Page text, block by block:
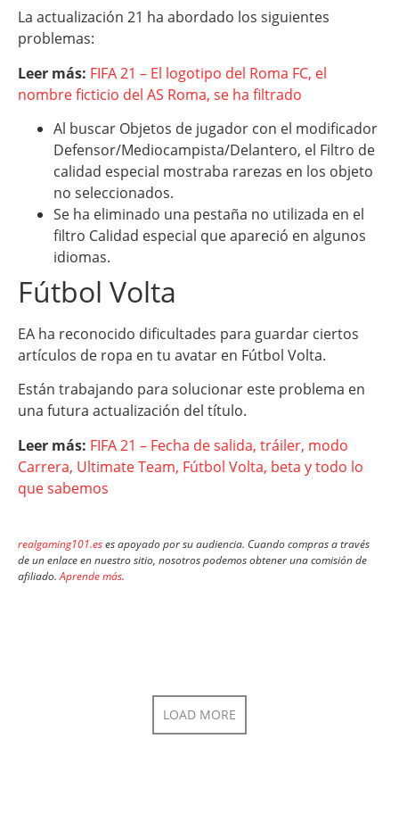
La actualización 21 ha abordado los siguientes
problemas:
Leer más: FIFA 21 – El logotipo del Roma FC, el
nombre ficticio del AS Roma, se ha filtrado
Al buscar Objetos de jugador con el modificador
Defensor/Mediocampista/Delantero, el Filtro de
calidad especial mostraba rarezas en los objeto
no seleccionados.
Se ha eliminado una pestaña no utilizada en el
filtro Calidad especial que apareció en algunos
idiomas.
Fútbol Volta
EA ha reconocido dificultades para guardar ciertos
artículos de ropa en tu avatar en Fútbol Volta.
Están trabajando para solucionar este problema en
una futura actualización del título.
Leer más: FIFA 21 – Fecha de salida, tráiler, modo
Carrera, Ultimate Team, Fútbol Volta, beta y todo lo
que sabemos
realgaming101.eses apoyado por su audiencia. Cuando compras a través
de un enlace en nuestro sitio, nosotros podemos obtener una comisión de
afiliado.Aprende más.
LOAD MORE